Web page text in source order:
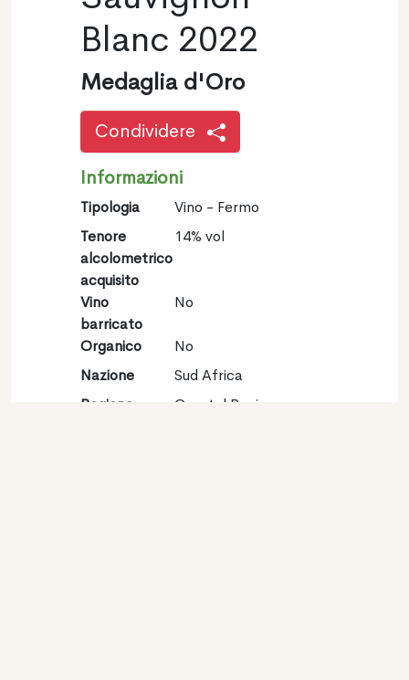
Blanc 2022
Medaglia d'Oro
Condividere
Informazioni
Tipologia
Vino - Fermo
Tenore
alcolometrico
acquisito
14% vol
Vino
barricato
No
Organico
No
Nazione
Sud Africa
Regione
Coastal Region